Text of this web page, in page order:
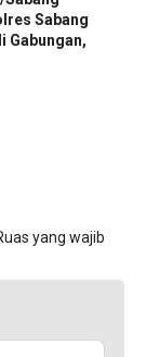
Sabang
Gabungan,
yang wajib